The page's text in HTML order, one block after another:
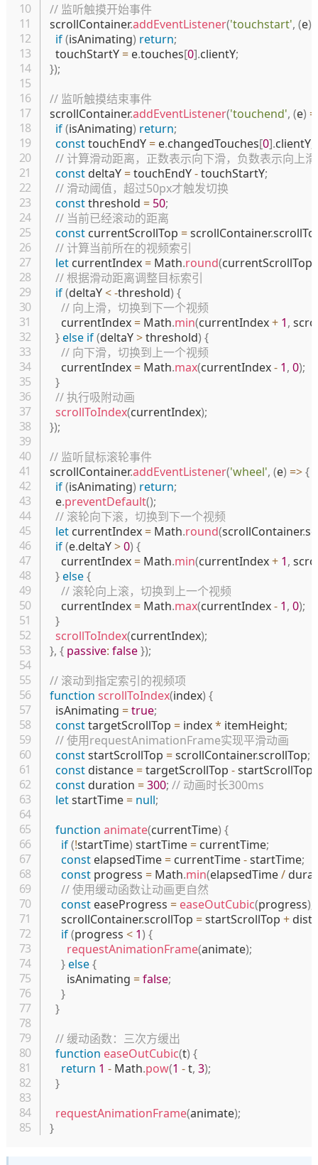
// 监听触摸开始事件
scrollContainer.addEventListener('touchstart', (e)
if(isAnimating) return;
  touchStartY
= e.touches[0].clientY;
});
// 监听触摸结束事件
scrollContainer.addEventListener('touchend', (e)
if(isAnimating) return;
const touchEndY = e.changedTouches[0].clientY;
// 计算滑动距离，正数表示向下滑，负数表示向上滑
const deltaY = touchEndY - touchStartY;
// 滑动阈值，超过50px才触发切换
const threshold = 50;
// 当前已经滚动的距离
const currentScrollTop = scrollContainer.
// 计算当前所在的视频索引
let currentIndex = Math.round(currentScrollTop
// 根据滑动距离调整目标索引
if(deltaY <-threshold) {
// 向上滑，切换到下一个视频
    currentIndex
= Math.min(currentIndex + 1,
}else if(deltaY > threshold) {
// 向下滑，切换到上一个视频
    currentIndex
= Math.max(currentIndex - 1, 0);
}
// 执行吸附动画
scrollToIndex(currentIndex);
});
// 监听鼠标滚轮事件
scrollContainer.addEventListener('wheel', (e) =>{
if(isAnimating) return;
  e
.preventDefault();
// 滚轮向下滚，切换到下一个视频
let currentIndex = Math.round(scrollContainer.
if(e.deltaY >0) {
    currentIndex
= Math.min(currentIndex + 1,
}else{
// 滚轮向上滚，切换到上一个视频
    currentIndex
= Math.max(currentIndex - 1, 0);
}
scrollToIndex(currentIndex);
}, { passive: false});
// 滚动到指定索引的视频项
function scrollToIndex(index) {
  isAnimating
=true;
const targetScrollTop = index * itemHeight;
// 使用requestAnimationFrame实现平滑动画
const startScrollTop = scrollContainer.scrollTop;
const distance = targetScrollTop - startScrollTop
const duration =300; // 动画时长300ms
let startTime = null;
function animate(currentTime) {
if(!startTime) startTime = currentTime;
const elapsedTime = currentTime - startTime;
const progress = Math.min(elapsedTime /
// 使用缓动函数让动画更自然
const easeProgress = easeOutCubic(progress)
    scrollContainer
.scrollTop = startScrollTop +
if(progress < 1) {
requestAnimationFrame(animate);
}else{
      isAnimating
=false;
}
}
// 缓动函数：三次方缓出
function easeOutCubic(t) {
return 1 - Math.pow(1 - t, 3);
}
requestAnimationFrame(animate);
}